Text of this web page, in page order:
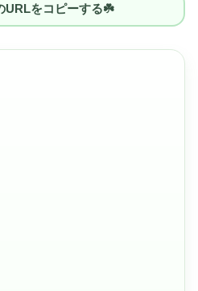
URLをコピーする☘️